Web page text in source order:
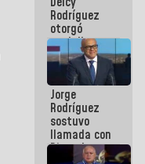
Rodríguez
otorgó
medalla
"Héroe de
Venezuela"
a servidores
públicos
Jorge
Rodríguez
sostuvo
llamada con
Dinorah